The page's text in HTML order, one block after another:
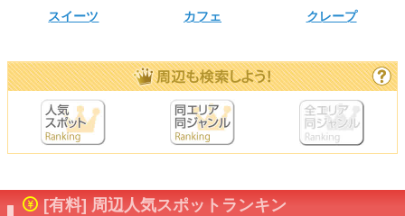
スイーツ
カフェ クレープ
[有料] 周辺人気スポットランキン